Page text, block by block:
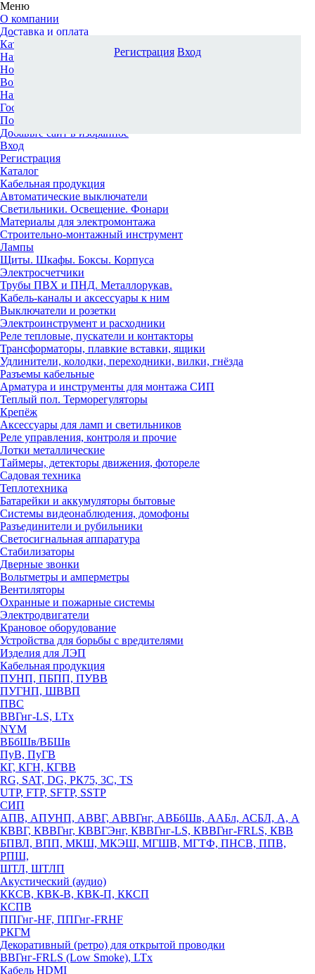
Меню
О компании
Доставка и оплата
Каталог
Наши офисы
Новости и новинки
Вопрос-ответ
Наша команда
Гос. заказчикам
Поставщикам
Добавьте сайт в избранное
Вход
Регистрация
Каталог
Кабельная продукция
Автоматические выключатели
Светильники. Освещение. Фонари
Материалы для электромонтажа
Строительно-монтажный инструмент
Лампы
Щиты. Шкафы. Боксы. Корпуса
Электросчетчики
Трубы ПВХ и ПНД. Металлорукав.
Кабель-каналы и аксессуары к ним
Выключатели и розетки
Электроинструмент и расходники
Реле тепловые, пускатели и контакторы
Трансформаторы, плавкие вставки, ящики
Удлинители, колодки, переходники, вилки, гнёзда
Разъемы кабельные
Арматура и инструменты для монтажа СИП
Теплый пол. Терморегуляторы
Крепёж
Аксессуары для ламп и светильников
Реле управления, контроля и прочие
Лотки металлические
Таймеры, детекторы движения, фотореле
Садовая техника
Теплотехника
Батарейки и аккумуляторы бытовые
Системы видеонаблюдения, домофоны
Разъединители и рубильники
Светосигнальная аппаратура
Стабилизаторы
Дверные звонки
Вольтметры и амперметры
Вентиляторы
Охранные и пожарные системы
Электродвигатели
Крановое оборудование
Устройства для борьбы с вредителями
Изделия для ЛЭП
Кабельная продукция
ПУНП, ПБПП, ПУВВ
ПУГНП, ШВВП
ПВС
ВВГнг-LS, LTx
NYM
ВБбШв/ВБШв
ПуВ, ПуГВ
КГ, КГН, КГВВ
RG, SAT, DG, РК75, 3С, TS
UTP, FTP, SFTP, SSTP
СИП
АПВ, АПУНП, АВВГ, АВВГнг, АВБбШв, ААБл, АСБЛ, А, А
КВВГ, КВВГнг, КВВГЭнг, КВВГнг-LS, КВВГнг-FRLS, КВВ
БПВЛ, ВПП, МКШ, МКЭШ, МГШВ, МГТФ, ПНСВ, ППВ,
РПШ,
ШТЛ, ШТЛП
Акустический (аудио)
ККСВ, КВК-В, КВК-П, ККСП
КСПВ
ППГнг-HF, ППГнг-FRHF
РКГМ
Декоративный (ретро) для открытой проводки
ВВГнг-FRLS (Low Smoke), LTx
Кабель HDMI
Регистрация Вход